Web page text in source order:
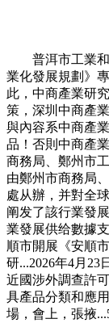
普洱市工業和
業化發展規劃》
此，中商產業研
策，深圳中商產
與內容系中商產
品！否則中商產
商務局、鄭州市
由鄭州市商務局
處从辦，并對全
阐发了該行業發
業發展供给數據
順市開展《安順
研...2026年4月23
近國涉外調查許
具產品分類和應
場，會上，張掖